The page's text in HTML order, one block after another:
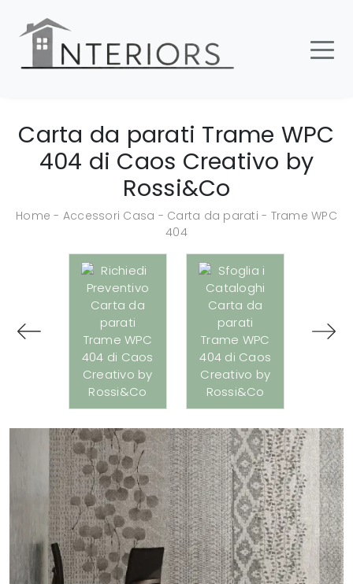
Carta da parati Trame WPC
404 di Caos Creativo by
Rossi&Co
Home - Accessori Casa - Carta da parati - Trame WPC
404